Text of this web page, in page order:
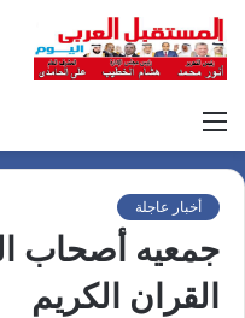
أخبار عاجلة
جمعيه أصحاب
القران الكريم